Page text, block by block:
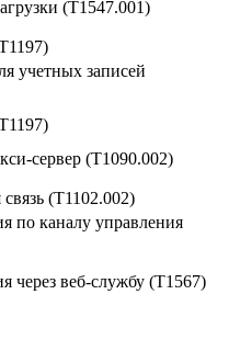
(T1547.001)
учетных записей
сервер (T1090.002)
(T1102.002)
по каналу управления
через веб-службу (T1567)